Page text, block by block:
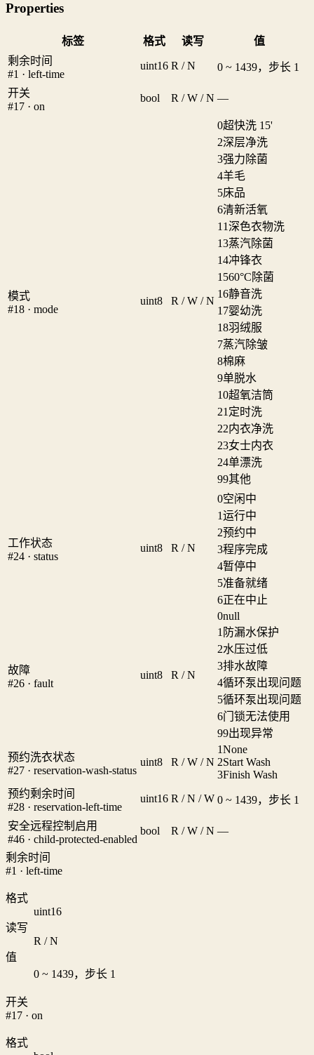
Properties
标签 格式 读写
值
剩余时间
#1 · left-time
uint16 R / N 0 ~ 1439，步长 1
开关
#17 · on
bool R / W / N —
模式
#18 · mode
uint8 R / W / N
0超快洗 15'
2深层净洗
3强力除菌
4羊毛
5床品
6清新活氧
11深色衣物洗
13蒸汽除菌
14冲锋衣
1560°C除菌
16静音洗
17婴幼洗
18羽绒服
7蒸汽除皱
8棉麻
9单脱水
10超氧洁筒
21 定时洗
22内衣净洗
23女士内衣
24单漂洗
99其他
工作状态
#24 · status
uint8 R / N
0空闲中
1运行中
2预约中
3程序完成
4暂停中
5准备就绪
6正在中止
故障
#26 · fault
uint8 R / N
0null
1 防漏水保护
2水压过低
3排水故障
4循环泵出现问题
5循环泵出现问题
6门锁无法使用
99出现异常
预约洗衣状态
#27 · reservation-wash-status
uint8 R / W / N
1None
2Start Wash
3Finish Wash
预约剩余时间
#28 · reservation-left-time
uint16 R / N / W 0 ~ 1439，步长 1
安全远程控制启用
#46 · child-protected-enabled
bool R / W / N —
剩余时间
#1 · left-time
格式
uint16
读写
R / N
值
0 ~ 1439，步长 1
开关
#17 · on
格式